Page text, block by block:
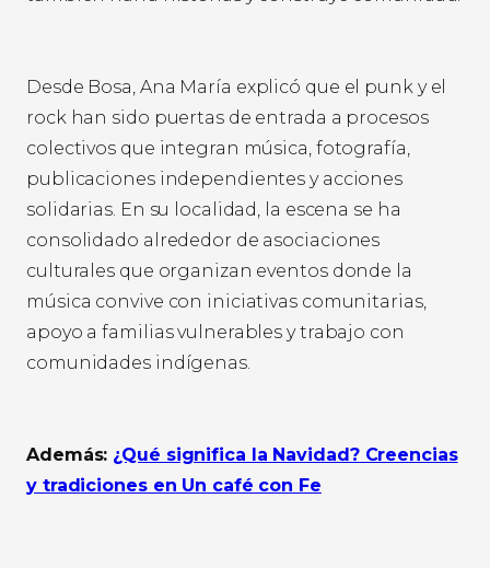
Desde Bosa, Ana María explicó que el punk y el
rock han sido puertas de entrada a procesos
colectivos que integran música, fotografía,
publicaciones independientes y acciones
solidarias. En su localidad, la escena se ha
consolidado alrededor de asociaciones
culturales que organizan eventos donde la
música convive con iniciativas comunitarias,
apoyo a familias vulnerables y trabajo con
comunidades indígenas.
Además: ¿Qué significa la Navidad? Creencias
y tradiciones en Un café con Fe